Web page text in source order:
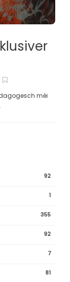
méi
92
1
355
92
7
81